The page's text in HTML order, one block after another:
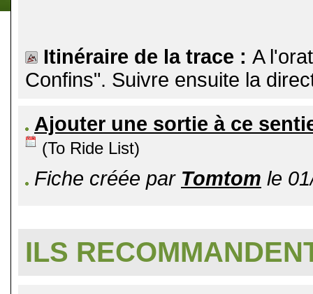
Itinéraire de la trace : A
Confins". Suivre ensuite la
Ajouter une sortie à ce
(To Ride List)
Fiche créée par Tomtom le
ILS